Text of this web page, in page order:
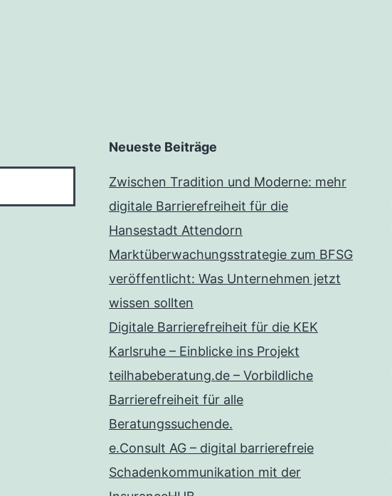
Neueste Beiträge
Zwischen Tradition und Moderne: mehr
digitale Barrierefreiheit für die
Hansestadt Attendorn
Marktüberwachungsstrategie zum BFSG
veröffentlicht: Was Unternehmen jetzt
wissen sollten
Digitale Barrierefreiheit für die KEK
Karlsruhe – Einblicke ins Projekt
teilhabeberatung.de – Vorbildliche
Barrierefreiheit für alle
Beratungssuchende.
e.Consult AG – digital barrierefreie
Schadenkommunikation mit der